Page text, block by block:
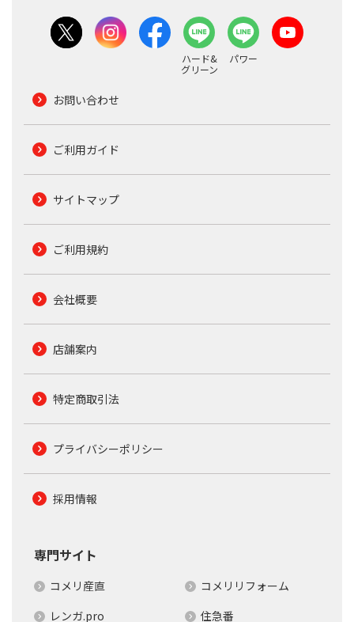
ハード&
グリーン
パワー
お問い合わせ
ご利用ガイド
サイトマップ
ご利用規約
会社概要
店舗案内
特定商取引法
プライバシーポリシー
採用情報
専門サイト
コメリ産直
コメリリフォーム
レンガ.pro
住急番